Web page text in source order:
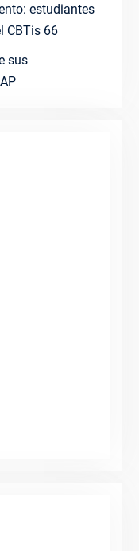
estudiantes
CBTis 66
sus